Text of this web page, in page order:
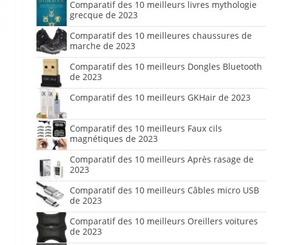
Comparatif des 10 meilleurs livres mythologie
grecque de 2023
Comparatif des 10 meilleures chaussures de
marche de 2023
Comparatif des 10 meilleurs Dongles Bluetooth
de 2023
Comparatif des 10 meilleurs GKHair de 2023
Comparatif des 10 meilleurs Faux cils
magnétiques de 2023
Comparatif des 10 meilleurs Après rasage de
2023
Comparatif des 10 meilleurs Câbles micro USB
de 2023
Comparatif des 10 meilleurs Oreillers voitures
de 2023